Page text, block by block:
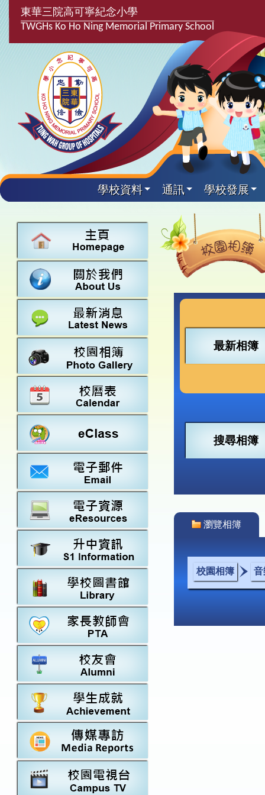
東華三院高可寧紀念小學
TWGHs Ko Ho Ning Memorial Primary School
學校資料 通訊 學校發展
關於
學校資料
校長的話
行政架構
學校設施
學校
最新消息
學校發
計劃,報告及
主要
中文
英文
常識
學生
學生支援組
言語能力提
興趣及
課後興趣班
校隊活動
學生得
25-26得獎
24-25得獎
22-23得獎
20-21得獎
校園
校園相簿
校園電台
學校附
家長教師會
校友會